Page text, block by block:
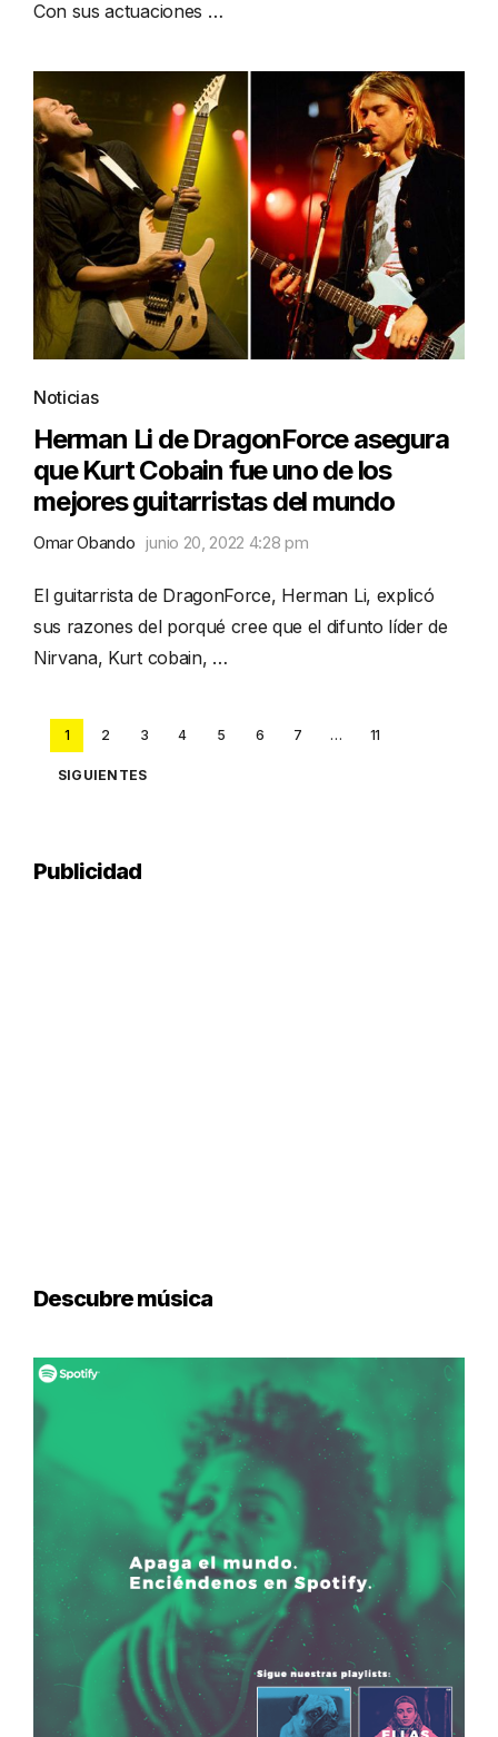
Con sus actuaciones …
Noticias
Herman Li de DragonForce asegura
que Kurt Cobain fue uno de los
mejores guitarristas del mundo
Omar Obando junio 20, 2022 4:28 pm
El guitarrista de DragonForce, Herman Li, explicó
sus razones del porqué cree que el difunto líder de
Nirvana, Kurt cobain, …
Posts
pagination
1 2 3 4 5 6 7 … 11
SIGUIENTES
Publicidad
Descubre música